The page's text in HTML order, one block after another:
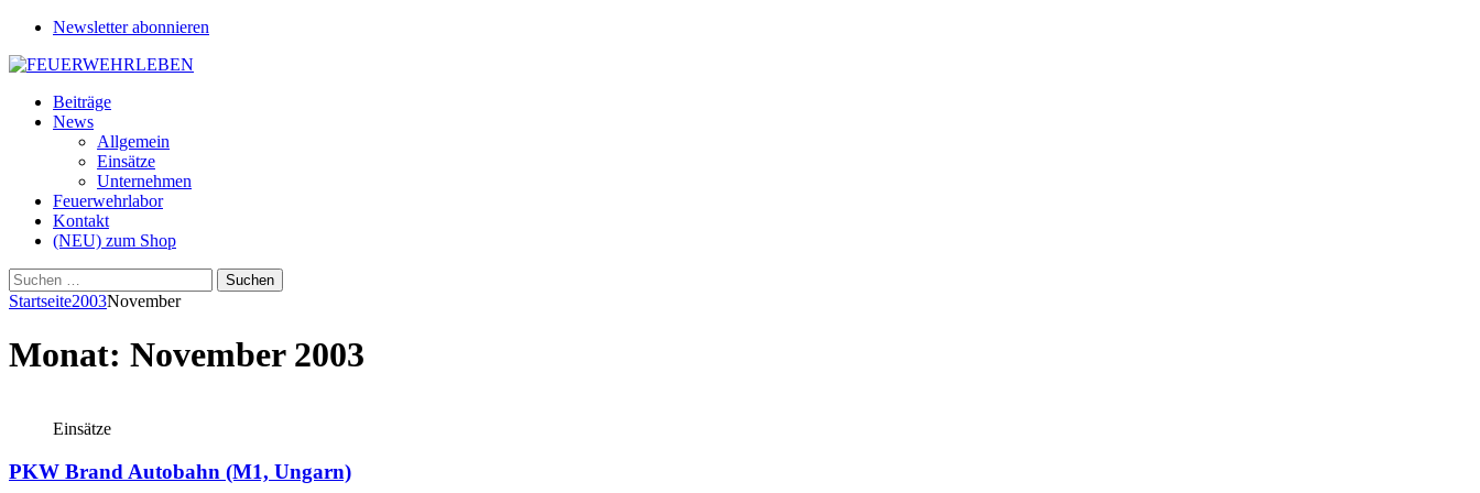
Newsletter abonnieren
Beiträge
News
Allgemein
Einsätze
Unternehmen
Feuerwehrlabor
Kontakt
(NEU) zum Shop
Suchen
nach:
Startseite2003November
Monat: November 2003
Einsätze
PKW Brand Autobahn (M1, Ungarn)